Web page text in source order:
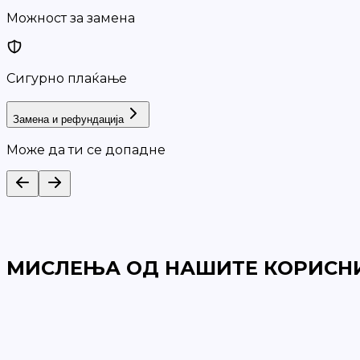
Можност за замена
Сигурно плаќање
Замена и рефундација
Може да ти се допадне
МИСЛЕЊА ОД НАШИТЕ